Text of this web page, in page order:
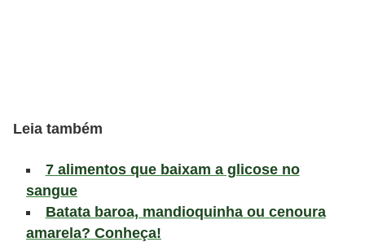
Leia também
7 alimentos que baixam a glicose no
sangue
Batata baroa, mandioquinha ou cenoura
amarela? Conheça!
v
P